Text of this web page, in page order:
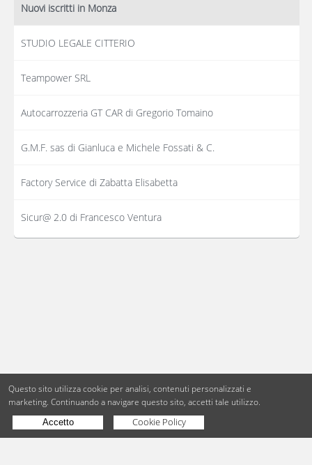
Nuovi iscritti in Monza
STUDIO LEGALE CITTERIO
Teampower SRL
Autocarrozzeria GT CAR di Gregorio Tomaino
G.M.F. sas di Gianluca e Michele Fossati & C.
Factory Service di Zabatta Elisabetta
Sicur@ 2.0 di Francesco Ventura
Copyright © BdueB Srl PI 07755110967 Privacy Utilizzo dei cookie
Questo sito utilizza cookie per analisi, contenuti personalizzati e
marketing. Continuando a navigare questo sito, accetti tale utilizzo.
Accetto Cookie Policy